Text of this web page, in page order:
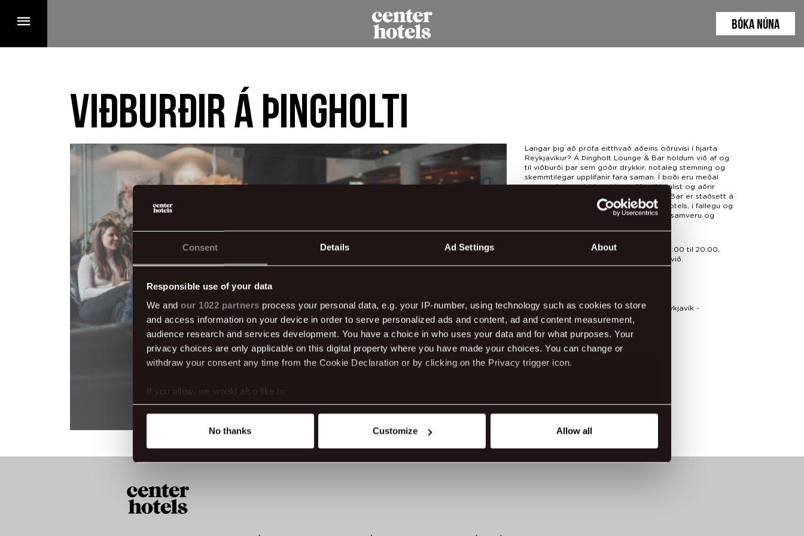
Consent Details Ad Settings About
Responsible use of your data
We and our 1022 partners process your personal data, e.g. your IP-number, using technology such as cookies to store
and access information on your device in order to serve personalized ads and content, ad and content measurement,
audience research and services development. You have a choice in who uses your data and for what purposes. Your
privacy choices are only applicable on this digital property where you have made your choices. You can change or
withdraw your consent any time from the Cookie Declaration or by clicking on the Privacy trigger icon.
If you allow, we would also like to:
Collect information about your geographical location which can be accurate to within several meters
Find out more about how your personal data is processed and set your preferences in the
website. You're in control and can change or withdraw your consent anytime via our cookie settings.
No thanks Customize Allow all
BÓKA NÚNA
Viðburðir á Þingholti
Langar þig að prófa eitthvað aðeins öðruvísi í hjarta
Reykjavíkur? Á Þingholt Lounge & Bar höldum við af og
til viðburði þar sem góðir drykkir, notaleg stemning og
skemmtilegar upplifanir fara saman. Í boði eru meðal
annars vín- og viskísmakkanir, lifandi tónlist og aðrir
Þingholt Lounge & Bar er staðsett á
Þingholt by Center Hotels, í fallegu og
notalegu rými sem er tilvalið fyrir góða samveru og
Happy Hour er í boði alla daga frá kl. 18:00 til 20:00,
svo það er alltaf góð ástæða til að líta við.
Heimilisfang:Þingholtsstræti 3-5, 101 Reykjavík -
Símanúmer: 595 8530
Dagsetning